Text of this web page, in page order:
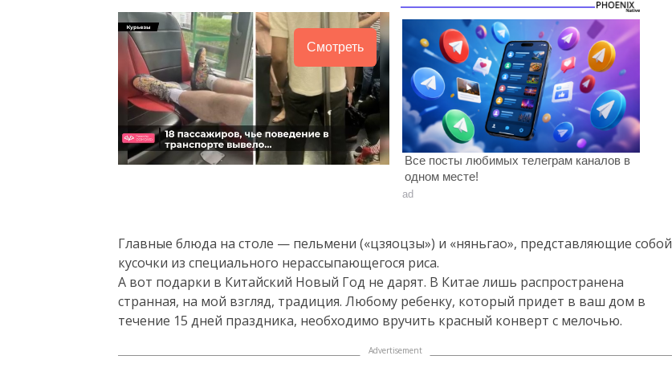
Смотреть
Следующее видео через Отмена
Все посты любимых телеграм каналов в
одном месте!
ad
Главные блюда на столе — пельмени («цзяоцзы») и «няньгао», представляющие собой
кусочки из специального нерассыпающегося риса.
А вот подарки в Китайский Новый Год не дарят. В Китае лишь распространена
странная, на мой взгляд, традиция. Любому ребенку, который придет в ваш дом в
течение 15 дней праздника, необходимо вручить красный конверт с мелочью.